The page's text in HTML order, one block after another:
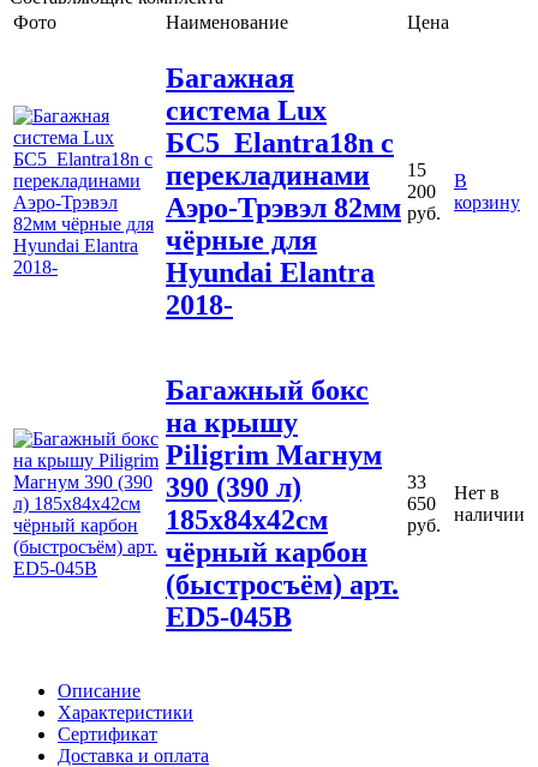
Фото
Наименование Цена
Багажная
система Lux
БС5_Elantra18n с
перекладинами
Аэро-Трэвэл 82мм
чёрные для
Hyundai Elantra
2018-
15
200
руб.
В
корзину
Багажный бокс
на крышу
Piligrim Магнум
390 (390 л)
185х84х42см
чёрный карбон
(быстросъём) арт.
ED5-045B
33
650
руб.
Нет в
наличии
Описание
Характеристики
Сертификат
Доставка и оплата